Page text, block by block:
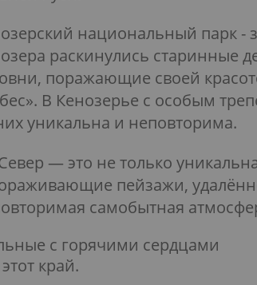
национальный парк -
раскинулись старинные
поражающие своей
В Кенозерье с особым
уникальна и неповторима.
— это не только
пейзажи,
самобытная
с горячими сердцами
край.